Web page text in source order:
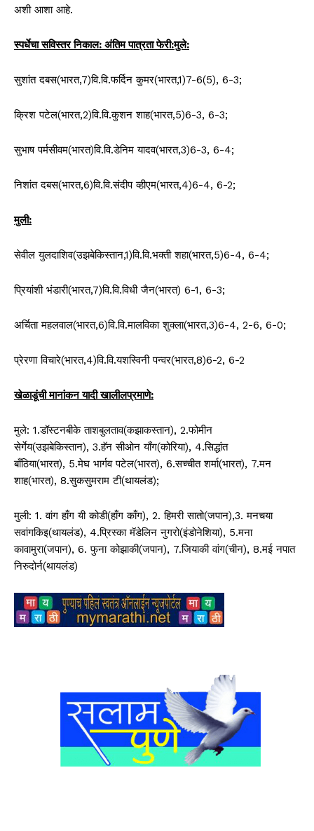
अशी आशा आहे.
स्पर्धेचा सविस्तर निकाल: अंतिमपात्रता फेरी:मुले:
सुशांत दबस(भारत,7)वि.वि.फर्दिन कुमर(भारत,1)7-6(5), 6-3;
क्रिश पटेल(भारत,2)वि.वि.कुशन शाह(भारत,5)6-3, 6-3;
सुभाष पर्मसीवम(भारत)वि.वि.डेनिम यादव(भारत,3)6-3, 6-4;
निशांत दबस(भारत,6)वि.वि.संदीप व्हीएम(भारत,4)6-4, 6-2;
मुली:
सेवील युलदाशिव(उझबेकिस्तान,1)वि.वि.भक्ती शहा(भारत,5)6-4, 6-4;
प्रियांशी भंडारी(भारत,7)वि.वि.विधी जैन(भारत) 6-1, 6-3;
अर्चिता महलवाल(भारत,6)वि.वि.मालविका शुक्ला(भारत,3)6-4, 2-6, 6-0;
प्रेरणा विचारे(भारत,4)वि.वि.यशस्विनी पन्वर(भारत,8)6-2, 6-2
खेळाडूंची मानांकन यादी खालीलप्रमाणे:
मुले: 1.डॉस्टनबीके ताशबुलताव(कझाकस्तान), 2.फोमीन
सेर्गेय(उझबेकिस्तान), 3.हॅन सीओन याँग(कोरिया), 4.सिद्धांत
बाँठिया(भारत), 5.मेघ भार्गव पटेल(भारत), 6.सच्चीत शर्मा(भारत), 7.मन
शाह(भारत), 8.सुकसुमराम टी(थायलंड);
मुली: 1. वांग हाँग यी कोडी(हाँग काँग), 2. हिमरी सातो(जपान),3. मनचया
सवांगकिइ(थायलंड), 4.प्रिस्का मॅडेलिन नुगरो(इंडोनेशिया), 5.मना
कावामुरा(जपान), 6. फुना कोझाकी(जपान), 7.जियाकी वांग(चीन), 8.मई नपात
निरुदोर्न(थायलंड)